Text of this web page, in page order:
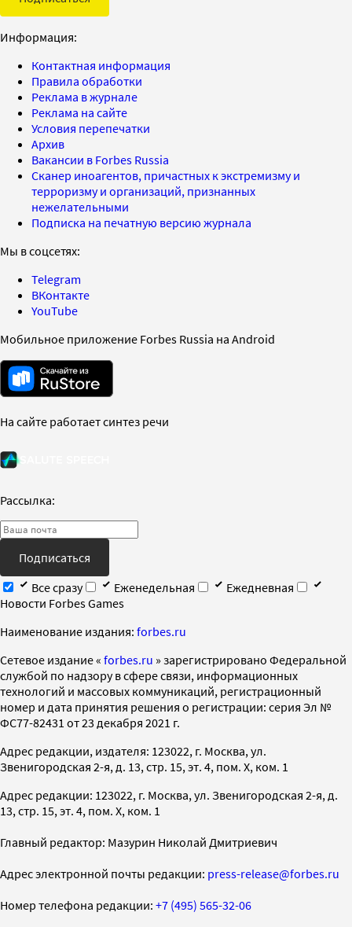
Информация:
Контактная информация
Правила обработки
Реклама в журнале
Реклама на сайте
Условия перепечатки
Архив
Вакансии в Forbes Russia
Сканер иноагентов, причастных к экстремизму и
терроризму и организаций, признанных
нежелательными
Подписка на печатную версию журнала
Мы в соцсетях:
Telegram
ВКонтакте
YouTube
Мобильное приложение Forbes Russia на Android
На сайте работает синтез речи
Рассылка:
Подписаться
Все сразу
Еженедельная
Ежедневная
Новости Forbes Games
Наименование издания: forbes.ru
Cетевое издание « forbes.ru » зарегистрировано Федеральной
службой по надзору в сфере связи, информационных
технологий и массовых коммуникаций, регистрационный
номер и дата принятия решения о регистрации: серия Эл №
ФС77-82431 от 23 декабря 2021 г.
Адрес редакции, издателя: 123022, г. Москва, ул.
Звенигородская 2-я, д. 13, стр. 15, эт. 4, пом. X, ком. 1
Адрес редакции: 123022, г. Москва, ул. Звенигородская 2-я, д.
13, стр. 15, эт. 4, пом. X, ком. 1
Главный редактор: Мазурин Николай Дмитриевич
Адрес электронной почты редакции: press-release@forbes.ru
Номер телефона редакции: +7 (495) 565-32-06